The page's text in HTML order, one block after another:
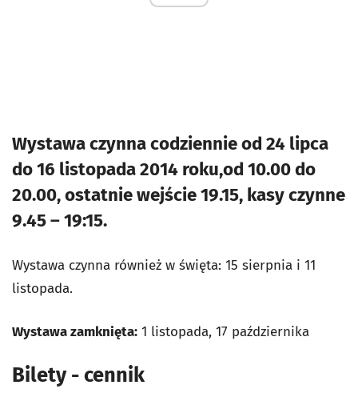
Wystawa czynna codziennie od 24 lipca
do 16 listopada 2014 roku,od 10.00 do
20.00, ostatnie wejście 19.15, kasy czynne
9.45 – 19:15.
Wystawa czynna również w święta: 15 sierpnia i 11
listopada.
Wystawa zamknięta: 1 listopada, 17 października
Bilety - cennik